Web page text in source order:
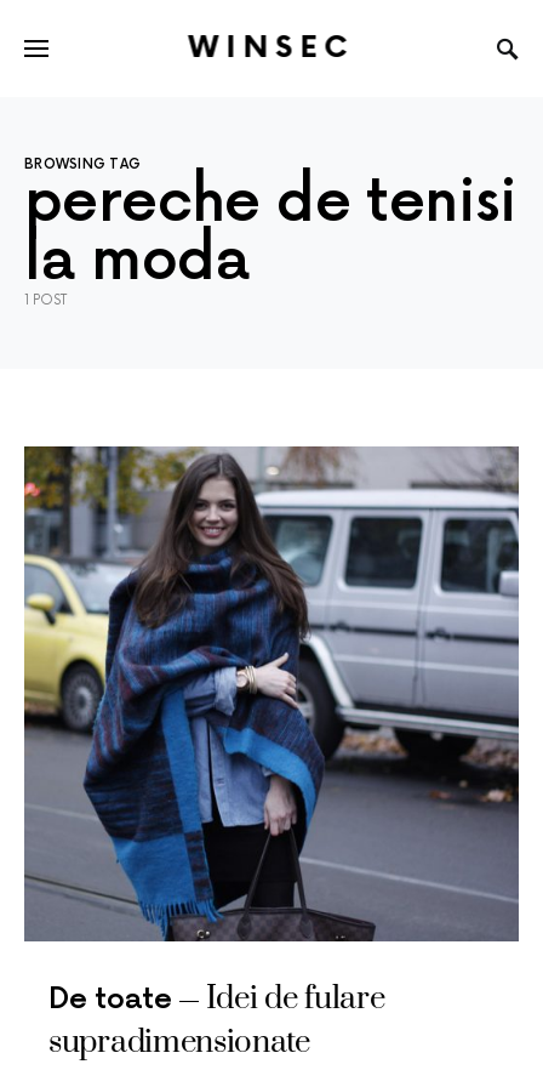
WINSEC
BROWSING TAG
pereche de tenisi
la moda
1 POST
De toate
Idei de fulare
supradimensionate